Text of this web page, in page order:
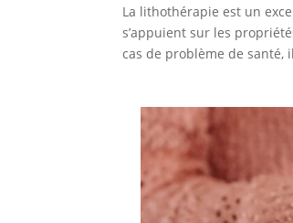
La lithothérapie est un
s’appuient sur les
cas de problème de santé,